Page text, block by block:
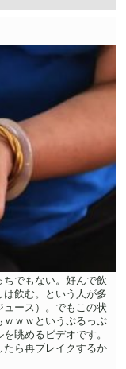
でもない。好んで飲
飲む。という人が多
ース）。でもこの状
ｗｗというぷるっぷ
眺めるビデオです。
たら再ブレイクするか